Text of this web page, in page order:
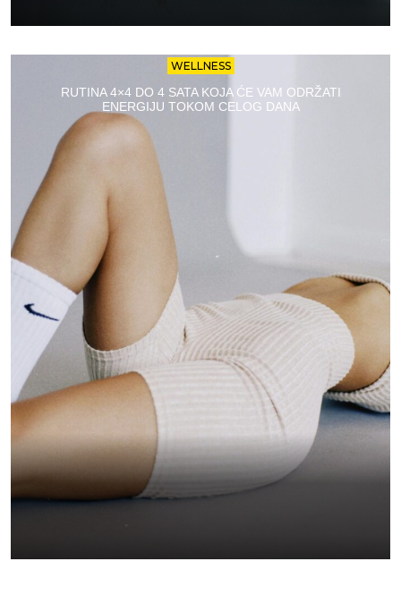
WELLNESS
RUTINA 4×4 DO 4 SATA KOJA ĆE VAM ODRŽATI
ENERGIJU TOKOM CELOG DANA